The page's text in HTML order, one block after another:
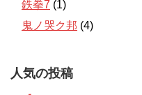
鉄拳7 (1)
鬼ノ哭ク邦 (4)
人気の投稿